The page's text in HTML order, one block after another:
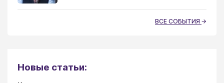
ВСЕ СОБЫТИЯ
Новые статьи: